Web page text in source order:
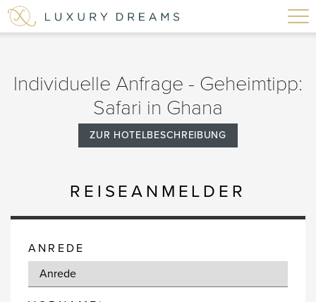
Individuelle Anfrage - Geheimtipp:
Safari in Ghana
ZUR HOTELBESCHREIBUNG
REISEANMELDER
ANREDE